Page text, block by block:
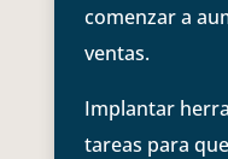
comenzar a
ventas.
Implantar
tareas para